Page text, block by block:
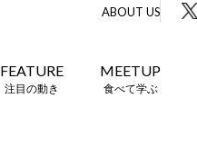
ABOUT US
FEATURE
注目の動き
MEETUP
食べて学ぶ